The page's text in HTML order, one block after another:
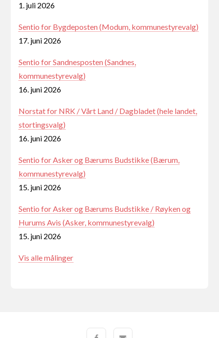
1. juli 2026
Sentio for Bygdeposten (Modum, kommunestyrevalg)
17. juni 2026
Sentio for Sandnesposten (Sandnes,
kommunestyrevalg)
16. juni 2026
Norstat for NRK / Vårt Land / Dagbladet (hele landet,
stortingsvalg)
16. juni 2026
Sentio for Asker og Bærums Budstikke (Bærum,
kommunestyrevalg)
15. juni 2026
Sentio for Asker og Bærums Budstikke / Røyken og
Hurums Avis (Asker, kommunestyrevalg)
15. juni 2026
Vis alle målinger